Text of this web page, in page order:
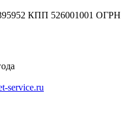
КПП 526001001 ОГРН
service.ru